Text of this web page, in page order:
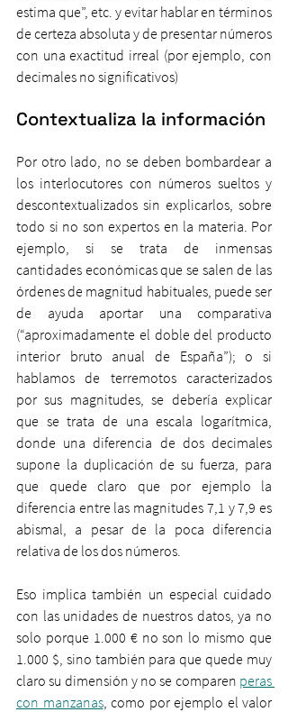
estima que”, etc. y evitar hablar en términos
de certeza absoluta y de presentar números
con una exactitud irreal (por ejemplo, con
decimales no significativos)
Contextualiza la información
Por otro lado, no se deben bombardear a
los interlocutores con números sueltos y
descontextualizados sin explicarlos, sobre
todo si no son expertos en la materia. Por
ejemplo, si se trata de inmensas
cantidades económicas que se salen de las
órdenes de magnitud habituales, puede ser
de ayuda aportar una comparativa
(“aproximadamente el doble del producto
interior bruto anual de España”); o si
hablamos de terremotos caracterizados
por sus magnitudes, se debería explicar
que se trata de una escala logarítmica,
donde una diferencia de dos decimales
supone la duplicación de su fuerza, para
que quede claro que por ejemplo la
diferencia entre las magnitudes 7,1 y 7,9 es
abismal, a pesar de la poca diferencia
relativa de los dos números.
Eso implica también un especial cuidado
con las unidades de nuestros datos, ya no
solo porque 1.000 € no son lo mismo que
1.000 $, sino también para que quede muy
claro su dimensión y no se comparen peras
con manzanas, como por ejemplo el valor